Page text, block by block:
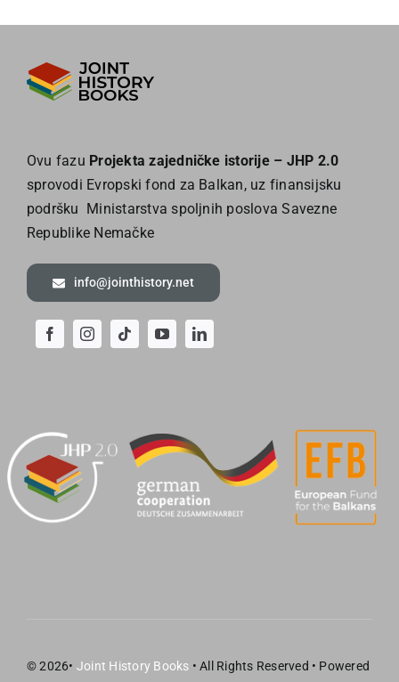
Ovu fazu Projekta zajedničke istorije – JHP 2.0
sprovodi Evropski fond za Balkan, uz finansijsku
podršku Ministarstva spoljnih poslova Savezne
Republike Nemačke
info@jointhistory.net
© 2026• Joint History Books • All Rights Reserved • Powered